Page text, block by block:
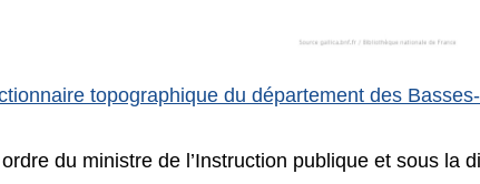
topographique du département des
du ministre de l’Instruction publique et sous la